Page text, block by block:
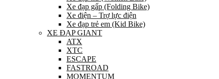
Xe đạp gấp (Folding Bike)
Xe điện – Trợ lực điện
Xe đạp trẻ em (Kid Bike)
XE ĐẠP GIANT
ATX
XTC
ESCAPE
FASTROAD
MOMENTUM